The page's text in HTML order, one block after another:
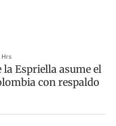
Hrs
la Espriella asume el
con respaldo